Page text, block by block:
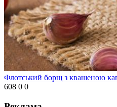
Флотський борщ з квашеною
608 0 0